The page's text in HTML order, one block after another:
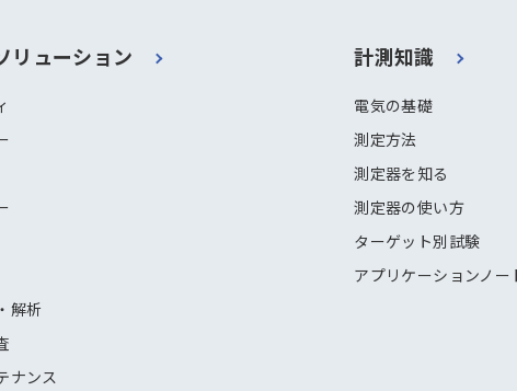
リューション
解析
ナンス
計測知識
電気の基礎
測定方法
測定器を知る
測定器の使い方
ターゲット別試験
アプリケーションノー